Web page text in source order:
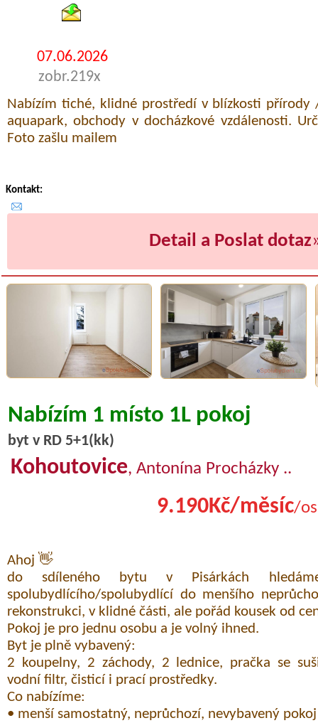
07.06.2026
zobr.219x
Nabízím tiché, klidné prostředí v blízkosti přírody
aquapark, obchody v docházkové vzdálenosti.
Foto zašlu mailem
Kontakt:
Detail a Poslat dotaz
Nabízím 1 místo 1L pokoj
byt v RD 5+1(kk)
Kohoutovice, Antonína Procházky ..
9.190Kč/měsíc/
Ahoj 👋
do sdíleného bytu v Pisárkách
spolubydlícího/spolubydlící do menšího
rekonstrukci, v klidné části, ale pořád kousek od
Pokoj je pro jednu osobu a je volný ihned.
Byt je plně vybavený:
2 koupelny, 2 záchody, 2 lednice, pračka se
vodní filtr, čisticí i prací prostředky.
Co nabízíme:
• menší samostatný, neprůchozí, nevybavený pokoj